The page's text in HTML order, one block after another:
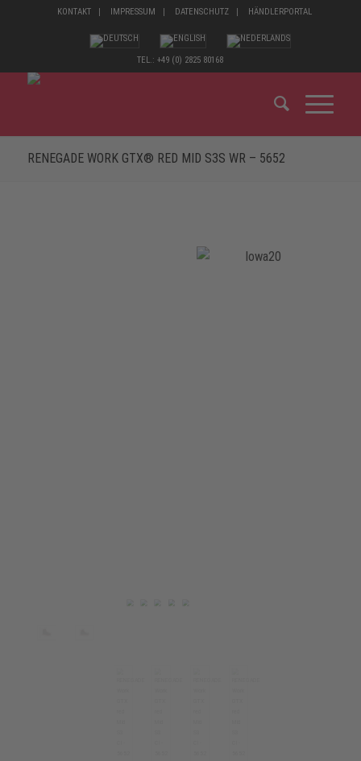
KONTAKT IMPRESSUM DATENSCHUTZ HÄNDLERPORTAL
TEL.: +49 (0) 2825 80168
RENEGADE WORK GTX® RED MID S3S WR – 5652